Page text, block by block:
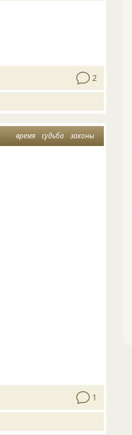
2
время судьба законы
1